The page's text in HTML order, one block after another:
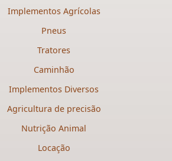
Implementos Agrícolas
Pneus
Tratores
Caminhão
Implementos Diversos
Agricultura de precisão
Nutrição Animal
Locação